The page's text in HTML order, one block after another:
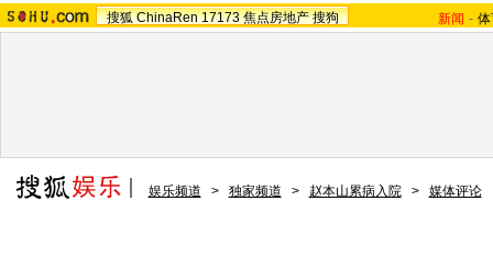
搜狐 ChinaRen 17173 焦点房地产 搜狗 新闻 -
娱乐频道 > 独家频道 > 赵本山累病入院 > 媒体评论